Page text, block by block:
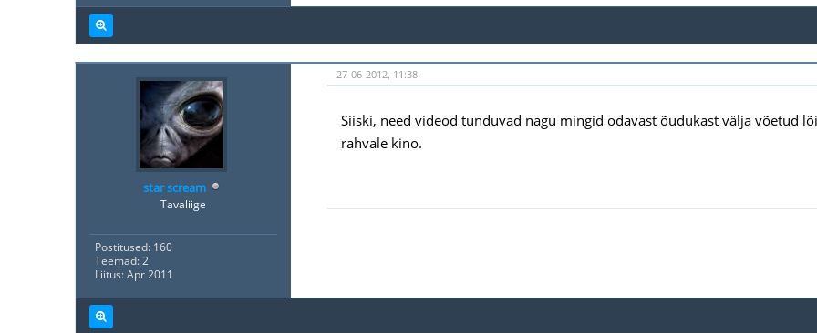
star scream
Tavaliige
Postitused: 160
Teemad: 2
Liitus: Apr 2011
27-06-2012, 11:38
Siiski, need videod tunduvad nagu mingid odavast õudukast välja võetud
rahvale kino.